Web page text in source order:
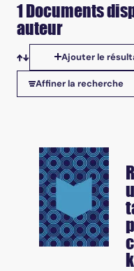
1 Documents
auteur
Tris disponibles
Ajouter le
Affiner la recherche